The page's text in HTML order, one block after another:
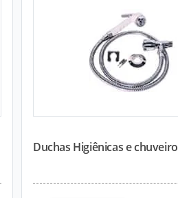
Duchas Higiênicas e